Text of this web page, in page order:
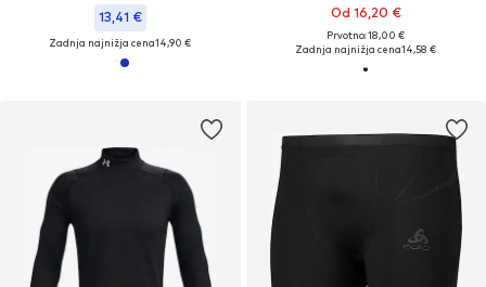
13,41 €
Zadnja najnižja cena14,90 €
Od 16,20 €
Prvotno: 18,00 €
Zadnja najnižja cena14,58 €